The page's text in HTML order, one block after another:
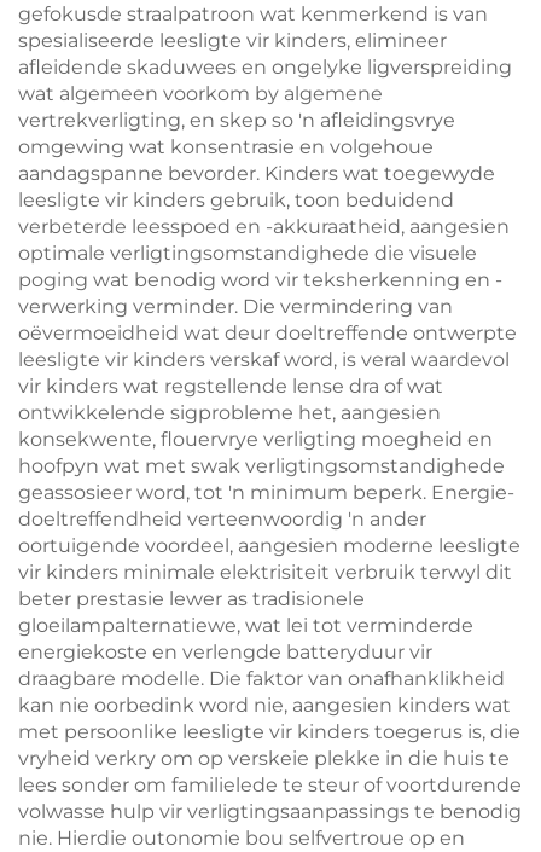
gefokusde straalpatroon wat kenmerkend is van
spesialiseerde leesligte vir kinders, elimineer
afleidende skaduwees en ongelyke ligverspreiding
wat algemeen voorkom by algemene
vertrekverligting, en skep so 'n afleidingsvrye
omgewing wat konsentrasie en volgehoue
aandagspanne bevorder. Kinders wat toegewyde
leesligte vir kinders gebruik, toon beduidend
verbeterde leesspoed en -akkuraatheid, aangesien
optimale verligtingsomstandighede die visuele
poging wat benodig word vir teksherkenning en -
verwerking verminder. Die vermindering van
oëvermoeidheid wat deur doeltreffende ontwerpte
leesligte vir kinders verskaf word, is veral waardevol
vir kinders wat regstellende lense dra of wat
ontwikkelende sigprobleme het, aangesien
konsekwente, flouervrye verligting moegheid en
hoofpyn wat met swak verligtingsomstandighede
geassosieer word, tot 'n minimum beperk. Energie-
doeltreffendheid verteenwoordig 'n ander
oortuigende voordeel, aangesien moderne leesligte
vir kinders minimale elektrisiteit verbruik terwyl dit
beter prestasie lewer as tradisionele
gloeilampalternatiewe, wat lei tot verminderde
energiekoste en verlengde batteryduur vir
draagbare modelle. Die faktor van onafhanklikheid
kan nie oorbedink word nie, aangesien kinders wat
met persoonlike leesligte vir kinders toegerus is, die
vryheid verkry om op verskeie plekke in die huis te
lees sonder om familielede te steur of voortdurende
volwasse hulp vir verligtingsaanpassings te benodig
nie. Hierdie outonomie bou selfvertroue op en